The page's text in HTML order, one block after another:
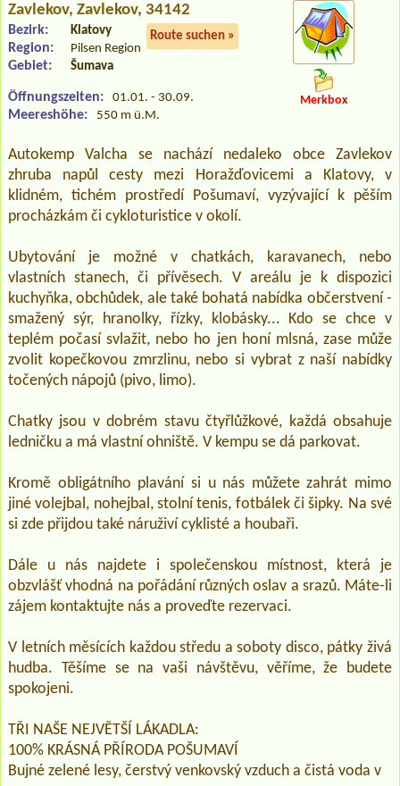
Zavlekov, Zavlekov, 34142
Route suchen »
Bezirk: Klatovy
Region: Pilsen Region
Gebiet: Šumava
Öffnungszeiten: 01.01. - 30.09.
Meereshöhe: 550 m ü.M.
Merkbox
Autokemp Valcha se nachází nedaleko obce Zavlekov
zhruba napůl cesty mezi Horažďovicemi a Klatovy, v
klidném, tichém prostředí Pošumaví, vyzývající k pěším
procházkám či cykloturistice v okolí.
Ubytování je možné v chatkách, karavanech, nebo
vlastních stanech, či přívěsech. V areálu je k dispozici
kuchyňka, obchůdek, ale také bohatá nabídka občerstvení -
smažený sýr, hranolky, řízky, klobásky... Kdo se chce v
teplém počasí svlažit, nebo ho jen honí mlsná, zase může
zvolit kopečkovou zmrzlinu, nebo si vybrat z naší nabídky
točených nápojů (pivo, limo).
Chatky jsou v dobrém stavu čtyřlůžkové, každá obsahuje
ledničku a má vlastní ohniště. V kempu se dá parkovat.
Kromě obligátního plavání si u nás můžete zahrát mimo
jiné volejbal, nohejbal, stolní tenis, fotbálek či šipky. Na své
si zde přijdou také náruživí cyklisté a houbaři.
Dále u nás najdete i společenskou místnost, která je
obzvlášť vhodná na pořádání různých oslav a srazů. Máte-li
zájem kontaktujte nás a proveďte rezervaci.
V letních měsících každou středu a soboty disco, pátky živá
hudba. Těšíme se na vaši návštěvu, věříme, že budete
spokojeni.
TŘI NAŠE NEJVĚTŠÍ LÁKADLA:
100% KRÁSNÁ PŘÍRODA POŠUMAVÍ
Bujné zelené lesy, čerstvý venkovský vzduch a čistá voda v